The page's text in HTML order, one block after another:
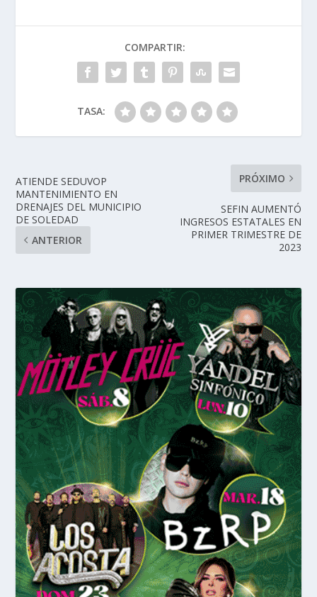
COMPARTIR:
TASA:
ATIENDE SEDUVOP
MANTENIMIENTO EN
DRENAJES DEL MUNICIPIO
DE SOLEDAD
ANTERIOR
PRÓXIMO
SEFIN AUMENTÓ
INGRESOS ESTATALES EN
PRIMER TRIMESTRE DE
2023